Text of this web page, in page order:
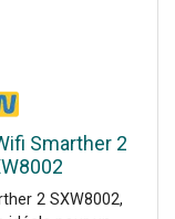
Smarther 2
2 SXW8002,